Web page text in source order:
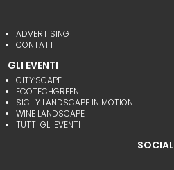
ADVERTISING
CONTATTI
GLI EVENTI
CITY’SCAPE
ECOTECHGREEN
SICILY LANDSCAPE IN MOTION
WINE LANDSCAPE
TUTTI GLI EVENTI
SOCIAL